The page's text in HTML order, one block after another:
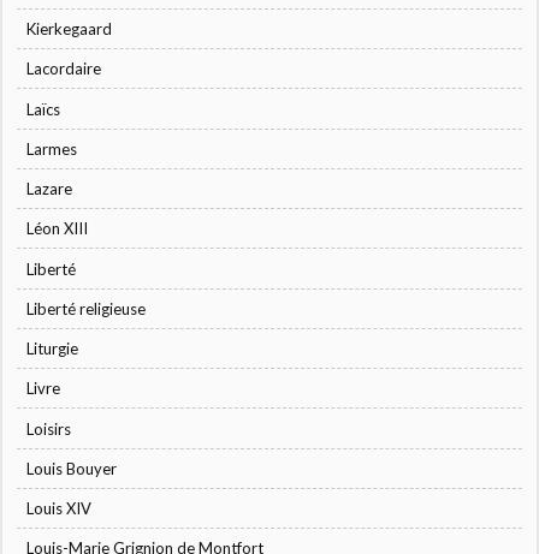
Kierkegaard
Lacordaire
Laïcs
Larmes
Lazare
Léon XIII
Liberté
Liberté religieuse
Liturgie
Livre
Loisirs
Louis Bouyer
Louis XIV
Louis-Marie Grignion de Montfort